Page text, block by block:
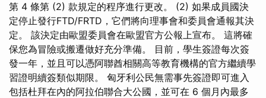
第 4 條第 (2) 款規定的程序進行更改。 (2) 如果成員國決
定停止發行FTD/FRTD，它們將向理事會和委員會通報其決
定。 該決定由歐盟委員會在歐盟官方公報上宣布。 這將確
保您為冒險或搬遷做好充分準備。 目前，學生簽證每次簽
發一年，並且可以憑阿聯酋相關高等教育機構的官方繼續學
習證明續簽類似期限。 匈牙利公民無需事先簽證即可進入
包括杜拜在內的阿拉伯聯合大公國，並可在 6 個月內最多